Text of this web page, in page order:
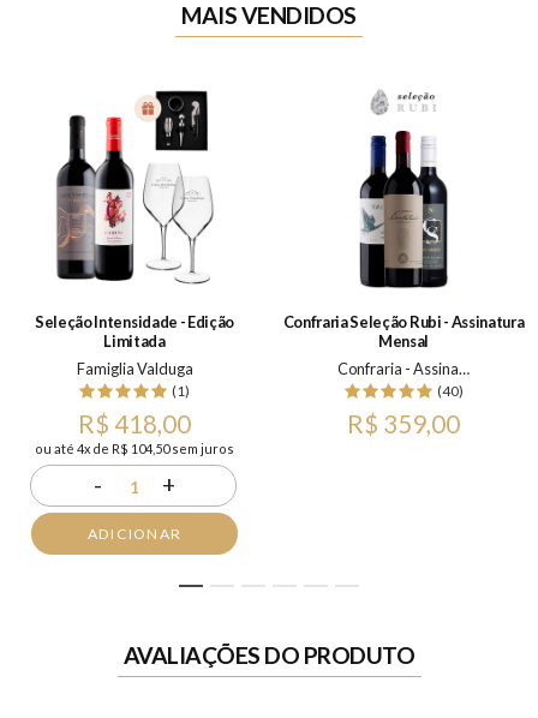
MAIS VENDIDOS
Seleção Intensidade - Edição
Limitada
Famiglia Valduga
(1)
R$ 418,00
ou até 4x de R$ 104,50 sem juros
- 1 +
ADICIONAR
Confraria Seleção Rubi - Assinatura
Mensal
Confraria - Assinatura Mensal
(40)
R$ 359,00
AVALIAÇÕES DO PRODUTO